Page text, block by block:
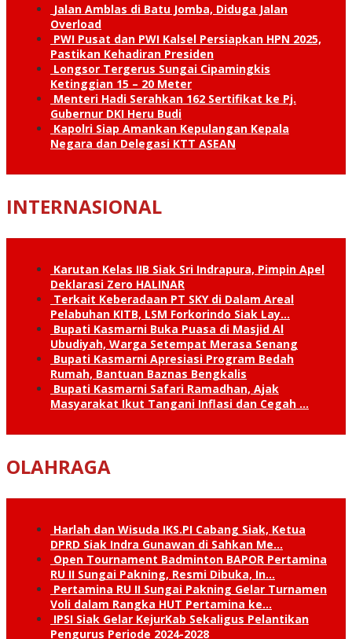
Jalan Amblas di Batu Jomba, Diduga Jalan
Overload
PWI Pusat dan PWI Kalsel Persiapkan HPN 2025,
Pastikan Kehadiran Presiden
Longsor Tergerus Sungai Cipamingkis
Ketinggian 15 – 20 Meter
Menteri Hadi Serahkan 162 Sertifikat ke Pj.
Gubernur DKI Heru Budi
Kapolri Siap Amankan Kepulangan Kepala
Negara dan Delegasi KTT ASEAN
INTERNASIONAL
Karutan Kelas IIB Siak Sri Indrapura, Pimpin Apel
Deklarasi Zero HALINAR
Terkait Keberadaan PT SKY di Dalam Areal
Pelabuhan KITB, LSM Forkorindo Siak Lay…
Bupati Kasmarni Buka Puasa di Masjid Al
Ubudiyah, Warga Setempat Merasa Senang
Bupati Kasmarni Apresiasi Program Bedah
Rumah, Bantuan Baznas Bengkalis
Bupati Kasmarni Safari Ramadhan, Ajak
Masyarakat Ikut Tangani Inflasi dan Cegah …
OLAHRAGA
Harlah dan Wisuda IKS.PI Cabang Siak, Ketua
DPRD Siak Indra Gunawan di Sahkan Me…
Open Tournament Badminton BAPOR Pertamina
RU II Sungai Pakning, Resmi Dibuka, In…
Pertamina RU II Sungai Pakning Gelar Turnamen
Voli dalam Rangka HUT Pertamina ke…
IPSI Siak Gelar KejurKab Sekaligus Pelantikan
Pengurus Periode 2024-2028